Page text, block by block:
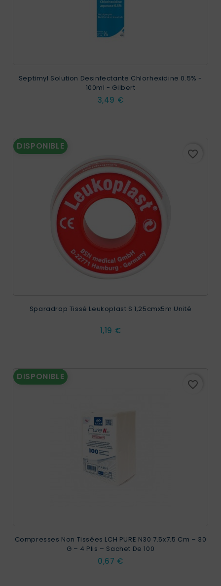
Septimyl Solution Desinfectante Chlorhexidine 0.5% -
100ml - Gilbert
Prix
3,49 €
DISPONIBLE
favorite_border
Sparadrap Tissé Leukoplast S 1,25cmx5m Unité
Prix
1,19 €
DISPONIBLE
favorite_border
Compresses Non Tissées LCH PURE N30 7.5x7.5 Cm – 30
G – 4 Plis – Sachet De 100
Prix
0,67 €